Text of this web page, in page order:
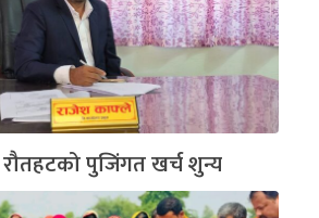
रौतहटको पुजिंगत खर्च शुन्य